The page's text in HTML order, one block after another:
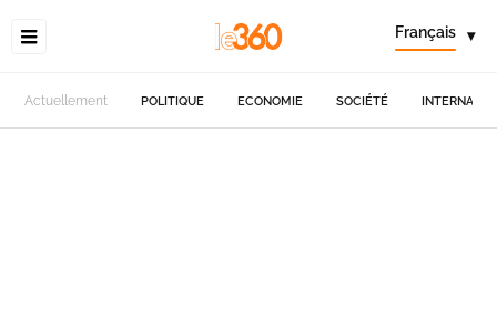
Français ▾
Actuellement POLITIQUE ECONOMIE SOCIÉTÉ